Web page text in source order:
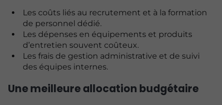
Les coûts liés au recrutement et à la formation
de personnel dédié.
Les dépenses en équipements et produits
d’entretien souvent coûteux.
Les frais de gestion administrative et de suivi
des équipes internes.
Une meilleure allocation budgétaire